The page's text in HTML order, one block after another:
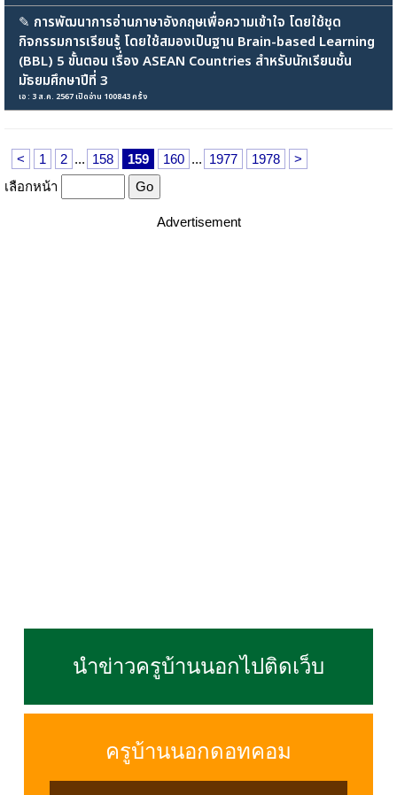
✎ การพัฒนาการอ่านภาษาอังกฤษเพื่อความเข้าใจ โดยใช้ชุด
กิจกรรมการเรียนรู้ โดยใช้สมองเป็นฐาน Brain-based Learning
(BBL) 5 ขั้นตอน เรื่อง ASEAN Countries สำหรับนักเรียนชั้น
มัธยมศึกษาปีที่ 3
เอ : 3 ส.ค. 2567 เปิดอ่าน 100843 ครั้ง
< 1 2 ... 158 159 160 ... 1977 1978
>
เลือกหน้า
Advertisement
นำข่าวครูบ้านนอกไปติดเว็บ
ครูบ้านนอกดอทคอม